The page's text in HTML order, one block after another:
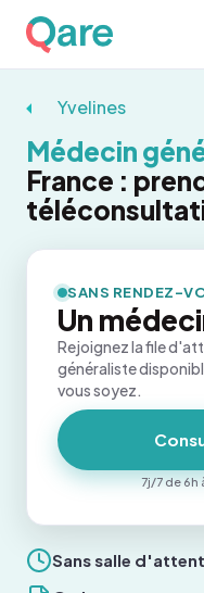
Yvelines
Médecin
France :
Sans salle
SANS RENDEZ-
Un
Rejoignez la file
généraliste
vous soyez.
7j/7 de 6h